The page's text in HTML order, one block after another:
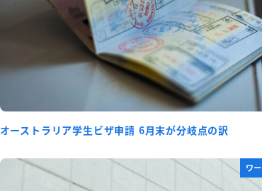
オーストラリア学生ビザ申請 6月末が分岐点の訳
ワ